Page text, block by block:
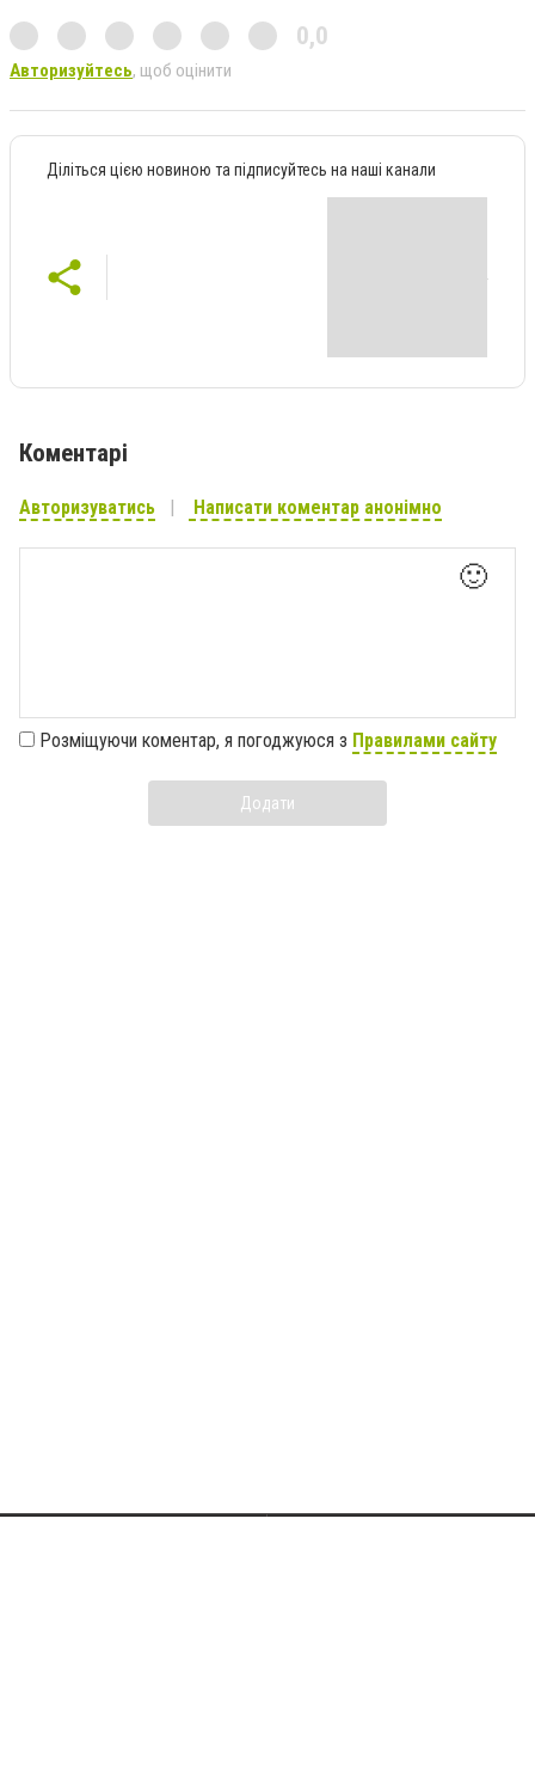
0,0
Авторизуйтесь, щоб оцінити
Діліться цією новиною та підписуйтесь на наші канали
Коментарі
Авторизуватись Написати коментар анонімно
🙂
Розміщуючи коментар, я погоджуюся з Правилами сайту
Додати